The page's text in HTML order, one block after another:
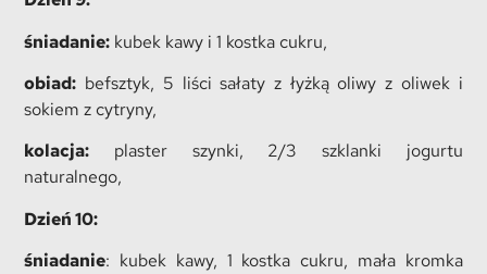
śniadanie: kubek kawy i 1 kostka cukru,
obiad: befsztyk, 5 liści sałaty z łyżką oliwy z oliwek i
sokiem z cytryny,
kolacja: plaster szynki, 2/3 szklanki jogurtu
naturalnego,
Dzień 10:
śniadanie: kubek kawy, 1 kostka cukru, mała kromka